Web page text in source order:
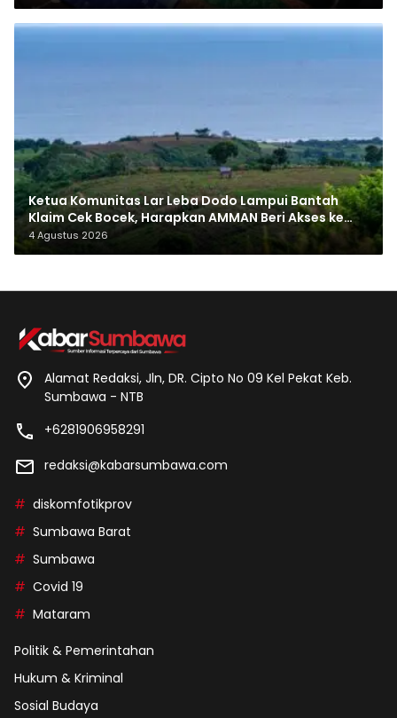
Ketua Komunitas Lar Leba Dodo Lampui Bantah
Klaim Cek Bocek, Harapkan AMMAN Beri Akses ke
Makam Leluhur
4 Agustus 2026
Alamat Redaksi, Jln, DR. Cipto No 09 Kel Pekat Keb.
Sumbawa - NTB
+6281906958291
redaksi@kabarsumbawa.com
diskomfotikprov
Sumbawa Barat
Sumbawa
Covid 19
Mataram
Politik & Pemerintahan
Hukum & Kriminal
Sosial Budaya